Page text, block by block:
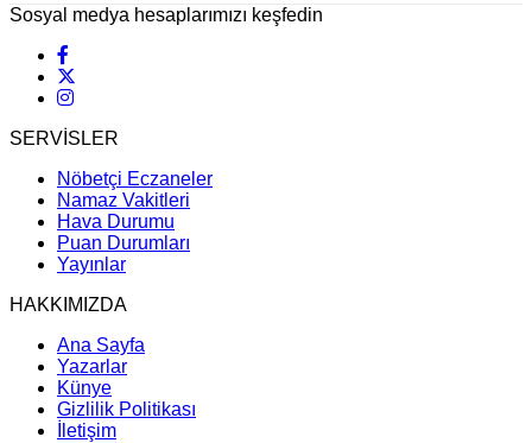
Sosyal medya hesaplarımızı keşfedin
SERVİSLER
Nöbetçi Eczaneler
Namaz Vakitleri
Hava Durumu
Puan Durumları
Yayınlar
HAKKIMIZDA
Ana Sayfa
Yazarlar
Künye
Gizlilik Politikası
İletişim